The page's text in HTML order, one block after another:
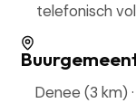
telefonisch
Denee (3 km)